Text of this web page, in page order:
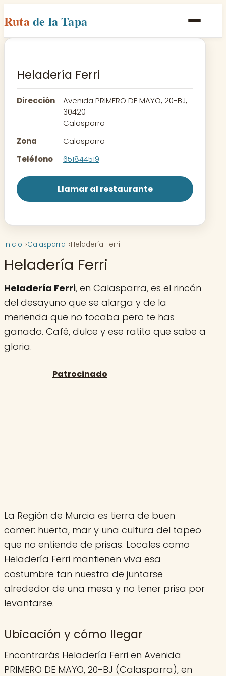
Rutade la Tapa
Inicio
Rutas
Contacto
Heladería Ferri
Dirección
Avenida PRIMERO DE MAYO, 20-BJ,
30420
Calasparra
Zona
Calasparra
Teléfono
651844519
Llamar al restaurante
Inicio Calasparra Heladería Ferri
Heladería Ferri
Heladería Ferri, en Calasparra, es el rincón
del desayuno que se alarga y de la
merienda que no tocaba pero te has
ganado. Café, dulce y ese ratito que sabe a
gloria.
La Región de Murcia es tierra de buen
comer: huerta, mar y una cultura del tapeo
que no entiende de prisas. Locales como
Heladería Ferri mantienen viva esa
costumbre tan nuestra de juntarse
alrededor de una mesa y no tener prisa por
levantarse.
Ubicación y cómo llegar
Encontrarás Heladería Ferri en Avenida
PRIMERO DE MAYO, 20-BJ (Calasparra), en